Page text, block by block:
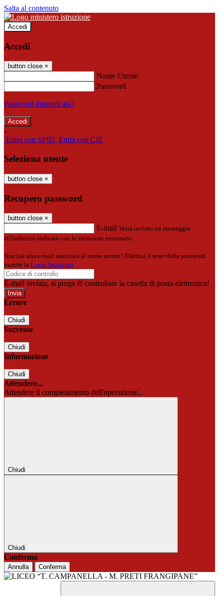
Salta al contenuto
Accedi
Accedi
button close ×
Nome Utente
Password
Password dimenticata?
-
Entra con SPID Entra con CIE
Seleziona utente
button close ×
Recupero password
button close ×
E-mail Verrà inviato un messaggio
all'indirizzo indicato con le istruzioni necessarie.
Non hai una e-mail associata al nome utente? Effettua il reset della password
tramite la Login Spaggiari
E-mail inviata, si prega di controllare la casella di posta elettronica!
Errore
Chiudi
Successo
Chiudi
Informazione
Chiudi
Attendere...
Attendere il completamento dell'operazione...
Chiudi
Chiudi
Conferma
Annulla Conferma